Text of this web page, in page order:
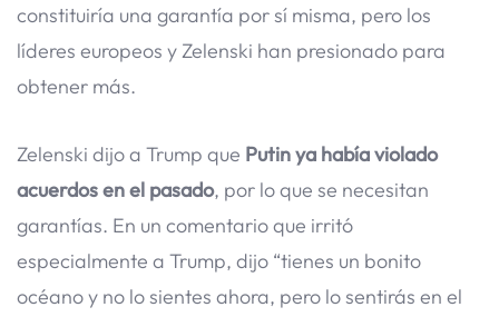
constituiría una garantía por sí misma, pero los
líderes europeos y Zelenski han presionado para
obtener más.
Zelenski dijo a Trump que Putin ya había violado
acuerdos en el pasado, por lo que se necesitan
garantías. En un comentario que irritó
especialmente a Trump, dijo “tienes un bonito
océano y no lo sientes ahora, pero lo sentirás en el